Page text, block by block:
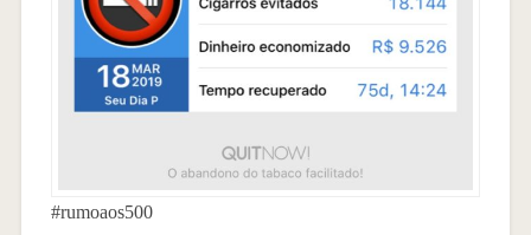
#rumoaos500